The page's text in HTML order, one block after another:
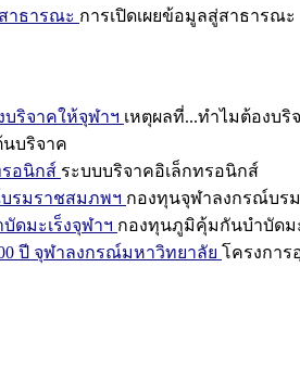
าธารณะ การเปิดเผยข้อมูลสู่สาธารณะ
บริจาคให้จุฬาฯ เหตุผลที่...ทำไมต้องบริ
นบริจาค
รอนิกส์ ระบบบริจาคอิเล็กทรอนิกส์
รมราชสมภพฯ กองทุนจุฬาลงกรณ์บร
ดมะเร็งจุฬาฯ กองทุนภูมิคุ้มกันบำบัดม
ปี จุฬาลงกรณ์มหาวิทยาลัย โครงการ